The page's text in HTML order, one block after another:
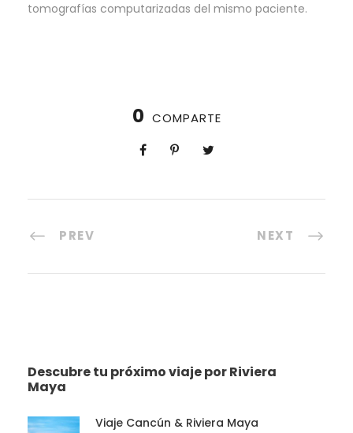
tomografías computarizadas del mismo paciente.
0 COMPARTE
PREV NEXT
Descubre tu próximo viaje por Riviera
Maya
Viaje Cancún & Riviera Maya